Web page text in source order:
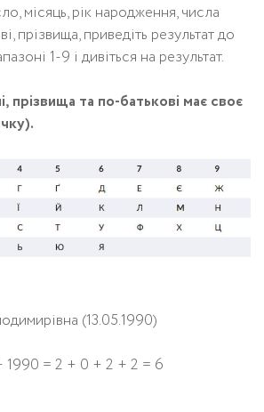
місяць, рік народження, числа
прізвища, приведіть результат до
1-9 і дивіться на результат.
прізвища та по-батькові має своє
(13.05.1990)
1990 = 2 + 0 + 2 + 2 = 6